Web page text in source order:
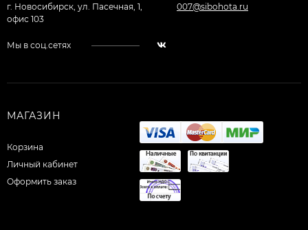
г. Новосибирск, ул. Пасечная, 1,
офис 103
007@sibohota.ru
Мы в соц.сетях
МАГАЗИН
Корзина
Личный кабинет
Оформить заказ